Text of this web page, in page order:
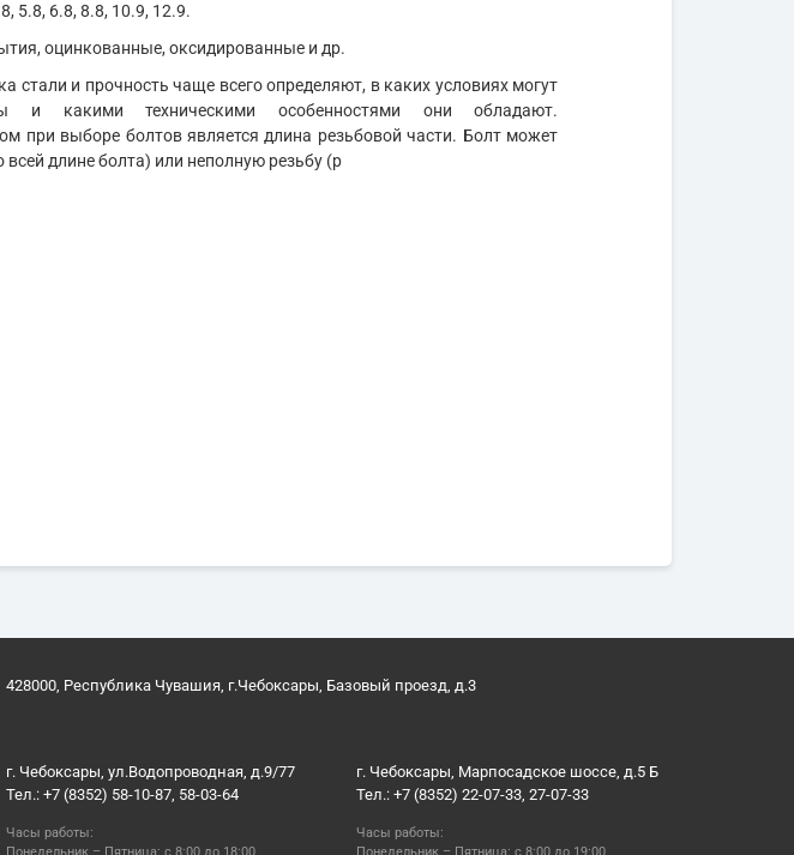
5.8, 6.8, 8.8, 10.9, 12.9.
оцинкованные, оксидированные и др.
стали и прочность чаще всего определяют, в каких условиях могут
и какими техническими особенностями они обладают.
при выборе болтов является длина резьбовой части. Болт может
длине болта) или неполную резьбу (р
428000, Республика Чувашия, г.Чебоксары, Базовый проезд, д.3
г. Чебоксары, ул.Водопроводная, д.9/77
Тел.: +7 (8352) 58-10-87, 58-03-64
Часы работы:
г. Чебоксары, Марпосадское шоссе, д.5 Б
Тел.: +7 (8352) 22-07-33, 27-07-33
Часы работы: